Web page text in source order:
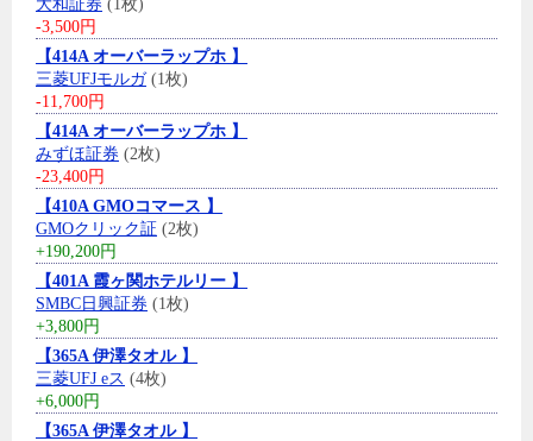
大和証券 (1枚)
-3,500円
【414A オーバーラップホ 】
三菱UFJモルガ(1枚)
-11,700円
【414A オーバーラップホ 】
みずほ証券 (2枚)
-23,400円
【410A GMOコマース 】
GMOクリック証 (2枚)
+190,200円
【401A 霞ヶ関ホテルリー 】
SMBC日興証券 (1枚)
+3,800円
【365A 伊澤タオル 】
三菱UFJ eス (4枚)
+6,000円
【365A 伊澤タオル 】